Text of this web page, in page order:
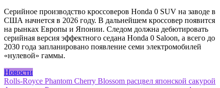
Серийное производство кроссоверов Honda 0 SUV на заводе в
США начнется в 2026 году. В дальнейшем кроссовер появится
на рынках Европы и Японии. Следом должна дебютировать
серийная версия эффектного седана Honda 0 Saloon, а всего до
2030 года запланировано появление семи электромобилей
«нулевой» гаммы.
Новости
Навигация
Rolls-Royce Phantom Cherry Blossom расцвел японской сакурой